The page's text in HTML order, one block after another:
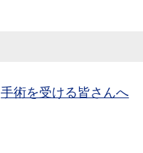
手術を受ける皆さんへ